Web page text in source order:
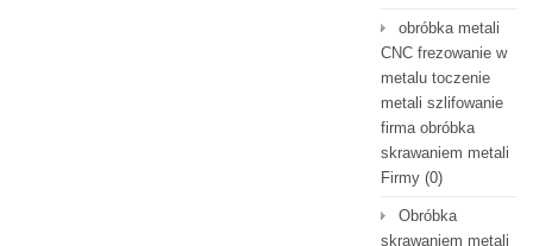
obróbka metali
CNC frezowanie w
metalu toczenie
metali szlifowanie
firma obróbka
skrawaniem metali
Firmy (0)
Obróbka
skrawaniem metali